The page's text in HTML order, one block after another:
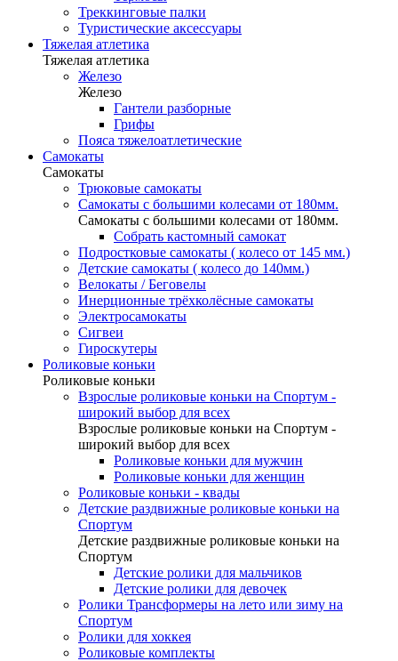
Треккинговые палки
Туристические аксессуары
Тяжелая атлетика
Тяжелая атлетика
Железо
Железо
Гантели разборные
Грифы
Пояса тяжелоатлетические
Самокаты
Самокаты
Трюковые самокаты
Самокаты с большими колесами от 180мм.
Самокаты с большими колесами от 180мм.
Собрать кастомный самокат
Подростковые самокаты ( колесо от 145 мм.)
Детские самокаты ( колесо до 140мм.)
Велокаты / Беговелы
Инерционные трёхколёсные самокаты
Электросамокаты
Сигвеи
Гироскутеры
Роликовые коньки
Роликовые коньки
Взрослые роликовые коньки на Спортум -
широкий выбор для всех
Взрослые роликовые коньки на Спортум -
широкий выбор для всех
Роликовые коньки для мужчин
Роликовые коньки для женщин
Роликовые коньки - квады
Детские раздвижные роликовые коньки на
Спортум
Детские раздвижные роликовые коньки на
Спортум
Детские ролики для мальчиков
Детские ролики для девочек
Ролики Трансформеры на лето или зиму на
Спортум
Ролики для хоккея
Роликовые комплекты